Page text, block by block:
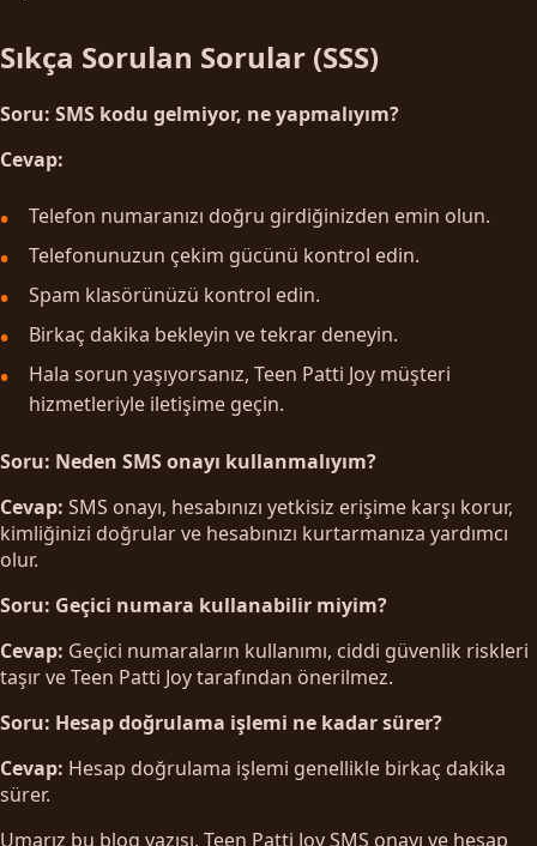
Sıkça Sorulan Sorular (SSS)
Soru: SMS kodu gelmiyor, ne yapmalıyım?
Cevap:
Telefon numaranızı doğru girdiğinizden emin olun.
Telefonunuzun çekim gücünü kontrol edin.
Spam klasörünüzü kontrol edin.
Birkaç dakika bekleyin ve tekrar deneyin.
Hala sorun yaşıyorsanız, Teen Patti Joy müşteri
hizmetleriyle iletişime geçin.
Soru: Neden SMS onayı kullanmalıyım?
Cevap: SMS onayı, hesabınızı yetkisiz erişime karşı korur,
kimliğinizi doğrular ve hesabınızı kurtarmanıza yardımcı
olur.
Soru: Geçici numara kullanabilir miyim?
Cevap: Geçici numaraların kullanımı, ciddi güvenlik riskleri
taşır ve Teen Patti Joy tarafından önerilmez.
Soru: Hesap doğrulama işlemi ne kadar sürer?
Cevap: Hesap doğrulama işlemi genellikle birkaç dakika
sürer.
Umarız bu blog yazısı, Teen Patti Joy SMS onayı ve hesap